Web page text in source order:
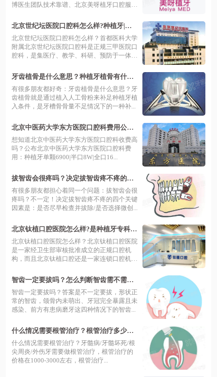
博医生团队技术靠谱、北京美呀植牙口腔服
北京世纪坛医院口腔科怎么样?种植牙|牙
齿矫正费用不贵医生技术好
北京世纪坛医院口腔科怎么样？首都医科大学
附属北京世纪坛医院口腔科是正规三甲医院口
腔科，是集医疗、教学、科研、预防于一体
牙齿植骨是什么意思？种植牙植骨有什么
用这里告诉你
​有很多朋友都好奇：牙齿植骨是什么意思？牙
齿植骨就是通过植入人工骨粉来补足种植牙植
入条件，是牙槽骨骨量不足情况下的一种补...
北京中医药大学东方医院口腔科费用公
布：种植牙6900|牙齿矫正9700起
想知道北京中医药大学东方医院口腔科收费高
吗？公布北京中医药大学东方医院口腔科费
用：种植牙单颗6900|半口8W|全口16...
拔智齿会很疼吗？决定拔智齿疼不疼的四
个关键因素看这里
有很多朋友都担心着同一个问题：拔智齿会很
疼吗？不一定！决定拔智齿疼不疼的四个关键
因素是：是否尽早检查并拔除/是否选择微创...
北京钛植口腔医院怎么样?是种植牙专科医
院种植牙价格便宜评价好
北京钛植口腔医院怎么样？北京钛植口腔医院
是一家经卫生部审核批准成立的正规口腔机
构，而且北京钛植口腔还是一家连锁口腔机
智齿一定要拔吗？怎么判断智齿需不需要
拔这里告诉你
​智齿一定要拔吗？答案是不一定要拔，形状正
常的智齿，颌骨内未萌出、牙冠完全暴露且未
感染、前方有患病磨牙这四种情况下的智齿...
什么情况需要根管治疗？根管治疗多少钱/
适应症/疼不疼一次全知道
什么情况需要根管治疗？牙髓病/牙髓坏死/根
尖周炎/外伤牙需要做根管治疗，根管治疗的
价格在1000-3000左右，根管治疗...